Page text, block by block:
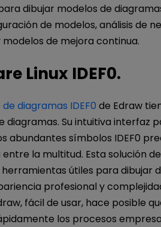
dibujar modelos de
de modelos, análisis de
modelos de mejora continua.
Linux IDEF0.
diagramas IDEF0 de Edraw
diagramas. Su intuitiva interfaz
abundantes símbolos IDEF0
la multitud. Esta solución
útiles para dibujar
profesional y
fácil de usar, hace posible
los procesos